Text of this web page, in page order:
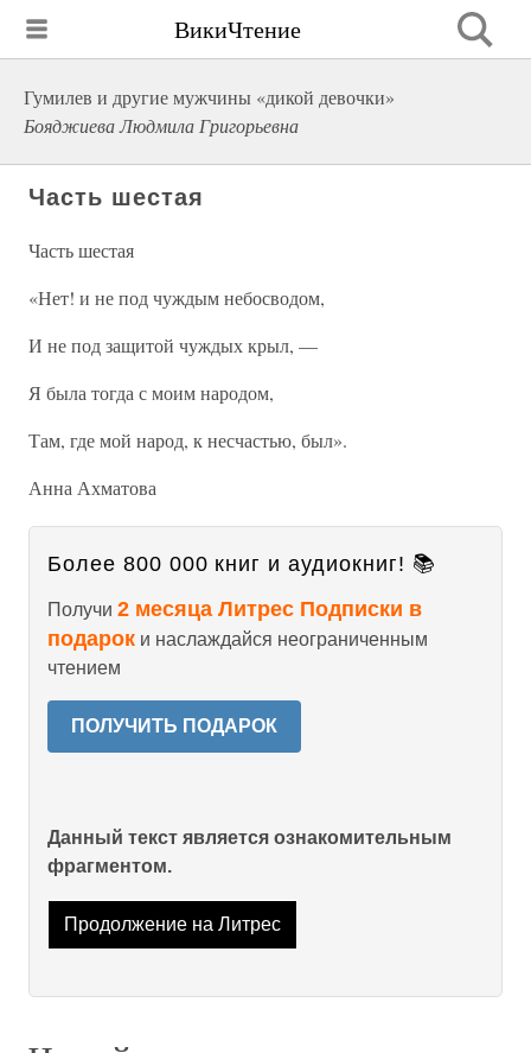
ВикиЧтение
Гумилев и другие мужчины «дикой девочки»
Бояджиева Людмила Григорьевна
Часть шестая
Часть шестая
«Нет! и не под чуждым небосводом,
И не под защитой чуждых крыл, —
Я была тогда с моим народом,
Там, где мой народ, к несчастью, был».
Анна Ахматова
Более 800 000 книг и аудиокниг! 📚
Получи 2 месяца Литрес Подписки в
подарок и наслаждайся неограниченным
чтением
ПОЛУЧИТЬ ПОДАРОК
Данный текст является ознакомительным
фрагментом.
Продолжение на Литрес